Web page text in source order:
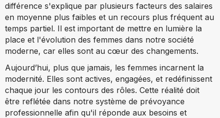
différence s'explique par plusieurs facteurs des salaires
en moyenne plus faibles et un recours plus fréquent au
temps partiel. Il est important de mettre en lumière la
place et l'évolution des femmes dans notre société
moderne, car elles sont au cœur des changements.
Aujourd’hui, plus que jamais, les femmes incarnent la
modernité. Elles sont actives, engagées, et redéfinissent
chaque jour les contours des rôles. Cette réalité doit
être reflétée dans notre système de prévoyance
professionnelle afin qu'il réponde aux besoins et